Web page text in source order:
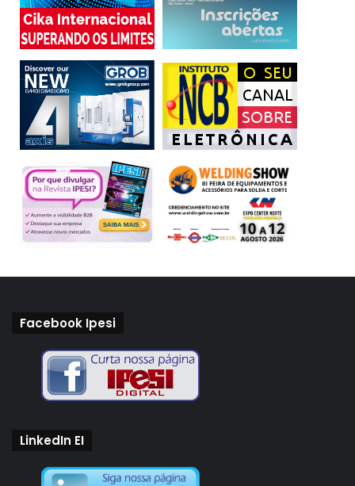
Facebook Ipesi
LinkedIn EI